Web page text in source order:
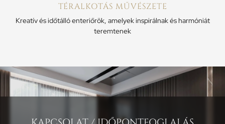
TÉRALKOTÁS MŰVÉSZETE
Kreatív és időtálló enteriőrök, amelyek inspirálnak és harmóniát
teremtenek